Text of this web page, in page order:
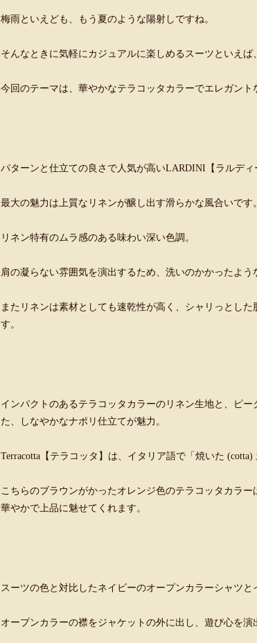
梅雨といえども、もう夏のような陽射しですね。
そんなときに気軽にカジュアルに楽しめるスーツといえば
今回のテーマは、華やかなテラコッタカラーでエレガント
パターンと仕立ての良さで人気が高いLARDINI【ラルディ
最大の魅力は上質なリネンが醸し出す滑らかな風合いです。
リネン特有のムラ感のある味わい深い色調。
肩の凝らない雰囲気を演出するため、洗いのかかったよう
またリネンは素材としても速乾性が高く、シャリっとし
す。
インパクトのあるテラコッタカラーのリネン生地と、ピ
た、しなやかなナポリ仕立てが魅力。
Terracotta【テラコッタ】は、イタリア語で「焼いた (cotta)
こちらのブラウンがかったオレンジ色のテラコッタカラ
華やかで上品に魅せてくれます。
スーツの色と対比したネイビーのオープンカラーシャツ
オープンカラーの襟をジャケットの外に出し、遊び心を演